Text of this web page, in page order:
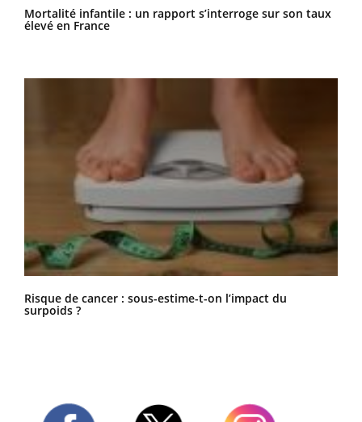
Mortalité infantile : un rapport s’interroge sur son taux
élevé en France
Risque de cancer : sous-estime-t-on l’impact du
surpoids ?